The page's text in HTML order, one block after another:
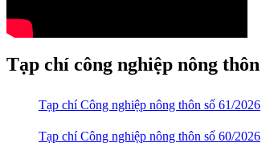
Tạp chí công nghiệp nông thôn
Tạp chí Công nghiệp nông thôn số 61/2026
Tạp chí Công nghiệp nông thôn số 60/2026